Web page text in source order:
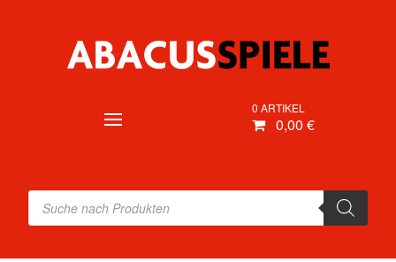
0 ARTIKEL
0,00 €
Products
search